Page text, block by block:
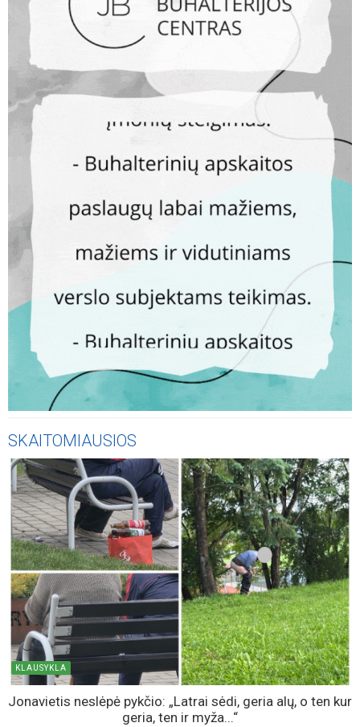
SKAITOMIAUSIOS
KLAUSYKLA
Jonavietis neslėpė pykčio: „Latrai sėdi, geria alų, o ten kur
geria, ten ir myža...“